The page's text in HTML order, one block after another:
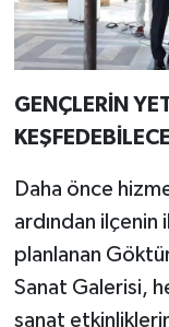
GENÇLERİN
Daha önce
ardından
planlanan
Sanat Galerisi,
sanat